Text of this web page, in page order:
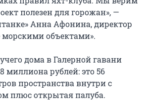
полезен для горожан», —
Анна Афонина, директор
объектами».
дома в Галерной гавани
миллиона рублей: это 56
пространства внутри с
плюс открытая палуба.